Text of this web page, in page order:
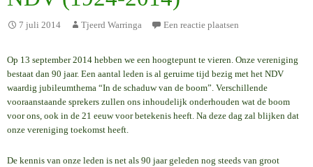
7 juli 2014 Tjeerd Warringa Een reactie plaatsen
Op 13 september 2014 hebben we een hoogtepunt te vieren. Onze vereniging
bestaat dan 90 jaar. Een aantal leden is al geruime tijd bezig met het NDV
waardig jubileumthema “In de schaduw van de boom”. Verschillende
vooraanstaande sprekers zullen ons inhoudelijk onderhouden wat de boom
voor ons, ook in de 21 eeuw voor betekenis heeft. Na deze dag zal blijken dat
onze vereniging toekomst heeft.
De kennis van onze leden is net als 90 jaar geleden nog steeds van groot